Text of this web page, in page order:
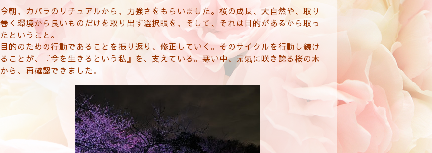
今朝、カバラのリチュアルから、力強さをもらいました。桜の成長、大自然や、取り
巻く環境から良いものだけを取り出す選択眼を、そして、それは目的があるから取っ
たということ。
目的のための行動であることを振り返り、修正していく。そのサイクルを行動し続け
ることが、『今を生きるという私』を、支えている。寒い中、元氣に咲き誇る桜の木
から、再確認できました。